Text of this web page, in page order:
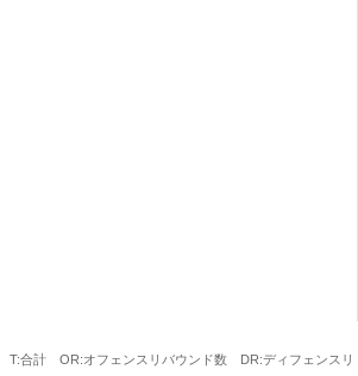
計 OR:オフェンスリバウンド数 DR:ディフェンスリ